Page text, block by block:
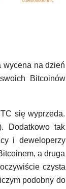
wycena na dzień
Bitcoinów
się wyprzeda.
Dodatkowo tak
i deweloperzy
a druga
czysta
podobny do